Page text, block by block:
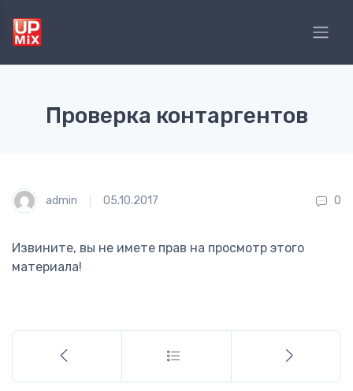
Проверка контаргентов
admin 05.10.2017 0
Извините, вы не имете прав на просмотр этого
материала!